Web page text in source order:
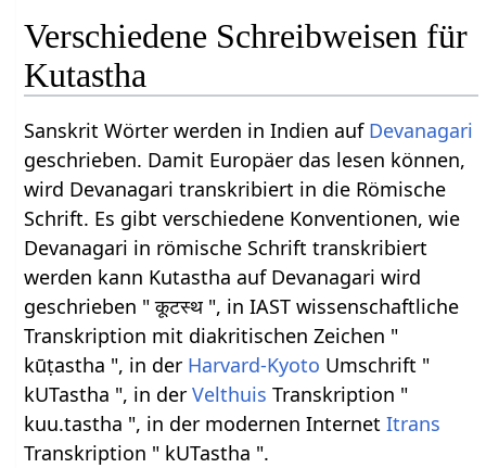
Verschiedene Schreibweisen für
Kutastha
Sanskrit Wörter werden in Indien auf Devanagari
geschrieben. Damit Europäer das lesen können,
wird Devanagari transkribiert in die Römische
Schrift. Es gibt verschiedene Konventionen, wie
Devanagari in römische Schrift transkribiert
werden kann Kutastha auf Devanagari wird
geschrieben " कूटस्थ ", in IAST wissenschaftliche
Transkription mit diakritischen Zeichen "
kūṭastha ", in der Harvard-Kyoto Umschrift "
kUTastha ", in derVelthuis Transkription "
kuu.tastha ", in der modernen InternetItrans
Transkription " kUTastha ".